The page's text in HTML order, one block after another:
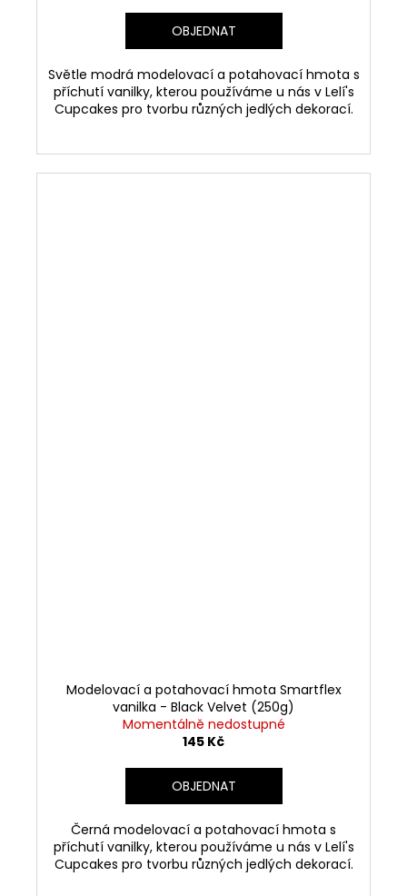
OBJEDNAT
Světle modrá modelovací a potahovací hmota s
příchutí vanilky, kterou používáme u nás v Lelí's
Cupcakes pro tvorbu různých jedlých dekorací.
Modelovací a potahovací hmota Smartflex
vanilka - Black Velvet (250g)
Momentálně nedostupné
145 Kč
OBJEDNAT
Černá modelovací a potahovací hmota s
příchutí vanilky, kterou používáme u nás v Lelí's
Cupcakes pro tvorbu různých jedlých dekorací.